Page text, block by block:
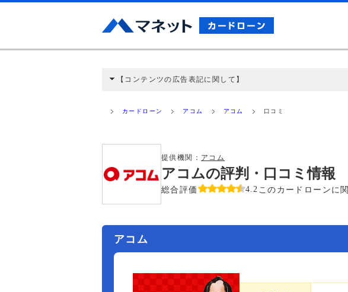
【コンテンツの広告表記に関して】
ミ収集などに基づき、公平性を担保した情報提供を行っています。
カードローン アコム アコム 口コミ
提供機関： アコム
アコムの評判・口コミ情報
総合評価 4.2 このカードローンに
アコム